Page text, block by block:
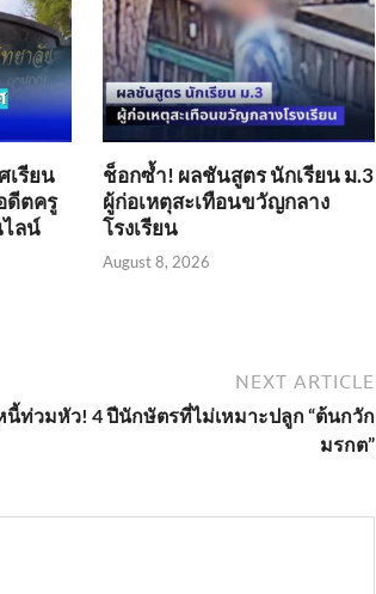
เรียน
ดีตครู
ลน์
ช็อกซ้ำ! ผลชันสูตร นักเรียน ม.3
ผู้ก่อเหตุสะเทือนขวัญกลาง
โรงเรียน
August 8, 2026
NEXT ARTICLE
นี้ท่วมหัว! 4 ปีนักษัตรที่ไม่เหมาะปลูก “ต้นกวัก
มรกต”